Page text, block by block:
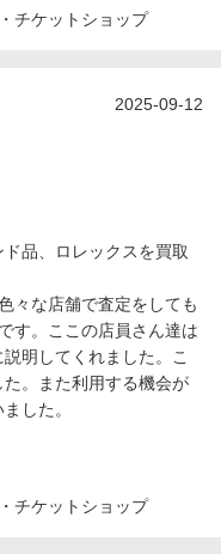
チケットショップ
2025-09-12
品、ロレックスを買取
々な店舗で査定をしても
す。ここの店員さん達は
明してくれました。こ
。また利用する機会が
した。
チケットショップ